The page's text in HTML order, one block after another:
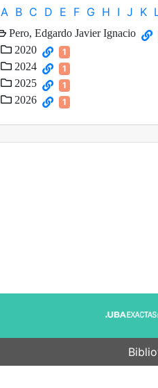
A B C D E F G H I J K
Pero, Edgardo Javier Ignacio
2020 1
2024 1
2025 1
2026 1